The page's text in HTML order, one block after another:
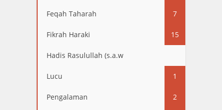
Feqah Taharah 7
Fikrah Haraki 15
Hadis Rasulullah (s.a.w
Lucu 1
Pengalaman 2